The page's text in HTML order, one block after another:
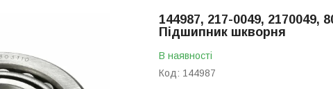
144987, 217-0049, 2170049,
Підшипник шкворня
В наявності
Код: 144987